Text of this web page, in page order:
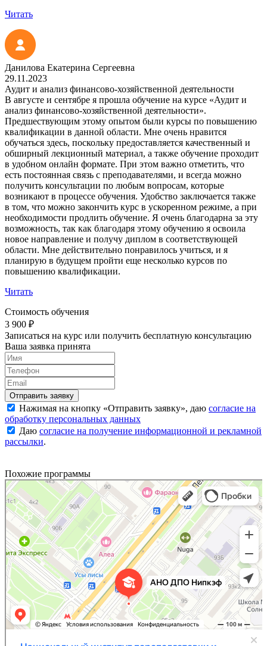
Читать
Данилова Екатерина Сергеевна
29.11.2023
Аудит и анализ финансово-хозяйственной деятельности
В августе и сентябре я прошла обучение на курсе «Аудит и
анализ финансово-хозяйственной деятельности».
Предшествующим этому опытом были курсы по повышению
квалификации в данной области. Мне очень нравится
обучаться здесь, поскольку предоставляется качественный и
обширный лекционный материал, а также обучение проходит
в удобном онлайн формате. При этом важно отметить, что
есть постоянная связь с преподавателями, и всегда можно
получить консультации по любым вопросам, которые
возникают в процессе обучения. Удобство заключается также
в том, что можно закончить курс в ускоренном режиме, а при
необходимости продлить обучение. Я очень благодарна за эту
возможность, так как благодаря этому обучению я освоила
новое направление и получу диплом в соответствующей
области. Мне действительно понравилось учиться, и я
планирую в будущем пройти еще несколько курсов по
повышению квалификации.
Читать
Стоимость обучения
3 900 ₽
Записаться на курс или получить бесплатную консультацию
Ваша заявка принята
Нажимая на кнопку «Отправить заявку», даю согласие на
обработку персональных данных
Даю согласие на получение информационной и рекламной
рассылки.
Похожие программы
Национальный институт переподготовки и повышения квалификации кадров в сфере
экономики и финансов
Дополнительное образование в Москве
Центр повышения квалификации в Москве